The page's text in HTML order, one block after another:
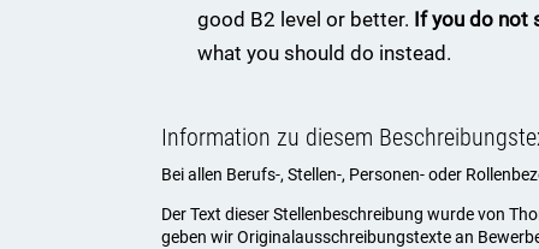
good B2 level or better. If you do not
what you should do instead.
Information zu diesem
Bei allen Berufs-, Stellen-, Personen- oder
Der Text dieser Stellenbeschreibung wurde von
geben wir Originalausschreibungstexte an